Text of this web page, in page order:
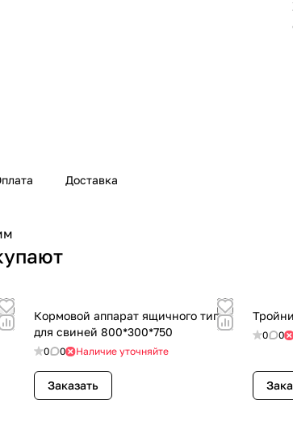
Доставка
Кормовой аппарат ящичного типа
для свиней 800*300*750
0 0 Наличие уточняйте
Заказать
0 0